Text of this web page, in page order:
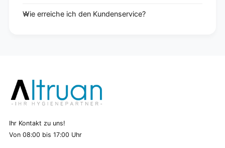
Wie erreiche ich den Kundenservice?
Ihr Kontakt zu uns!
Von 08:00 bis 17:00 Uhr